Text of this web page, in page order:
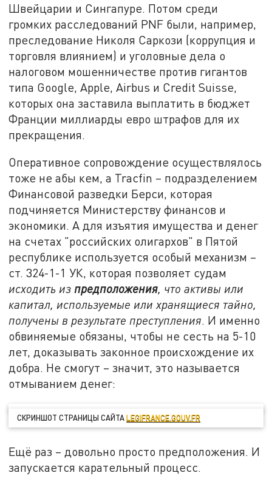
Швейцарии и Сингапуре. Потом среди
громких расследований PNF были, например,
преследование Николя Саркози (коррупция и
торговля влиянием) и уголовные дела о
налоговом мошенничестве против гигантов
типа Google, Apple, Airbus и Credit Suisse,
которых она заставила выплатить в бюджет
Франции миллиарды евро штрафов для их
прекращения.
Оперативное сопровождение осуществлялось
тоже не абы кем, а Tracfin – подразделением
Финансовой разведки Берси, которая
подчиняется Министерству финансов и
экономики. А для изъятия имущества и денег
на счетах "российских олигархов" в Пятой
республике используется особый механизм –
ст. 324-1-1 УК, которая позволяет судам
исходить из предположения, что активы или
капитал, используемые или хранящиеся тайно,
получены в результате преступления. И именно
обвиняемые обязаны, чтобы не сесть на 5-10
лет, доказывать законное происхождение их
добра. Не смогут – значит, это называется
отмыванием денег:
СКРИНШОТ СТРАНИЦЫ САЙТАLEGIFRANCE.GOUV.FR
Ещё раз – довольно просто предположения. И
запускается карательный процесс.